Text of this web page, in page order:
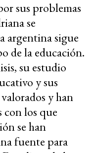
sus problemas
se
argentina sigue
de la educación.
su estudio
y sus
y han
con los que
se han
fuente para